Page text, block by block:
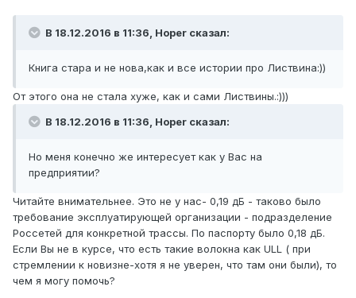
В 18.12.2016 в 11:36, Hoper сказал:
Книга стара и не нова,как и все истории про Листвина:))
От этого она не стала хуже, как и сами Листвины.:)))
В 18.12.2016 в 11:36, Hoper сказал:
Но меня конечно же интересует как у Вас на
предприятии?
Читайте внимательнее. Это не у нас- 0,19 дБ - таково было
требование эксплуатирующей организации - подразделение
Россетей для конкретной трассы. По паспорту было 0,18 дБ.
Если Вы не в курсе, что есть такие волокна как ULL ( при
стремлении к новизне-хотя я не уверен, что там они были), то
чем я могу помочь?